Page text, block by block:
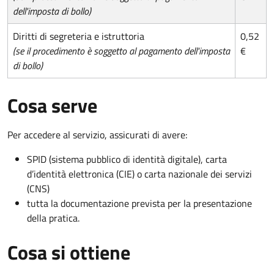
dell'imposta di bollo)
Diritti di segreteria e istruttoria
(se il procedimento è soggetto al pagamento dell'imposta
di bollo)
0,52
€
Cosa serve
Per accedere al servizio, assicurati di avere:
SPID (sistema pubblico di identità digitale), carta
d’identità elettronica (CIE) o carta nazionale dei servizi
(CNS)
tutta la documentazione prevista per la presentazione
della pratica.
Cosa si ottiene